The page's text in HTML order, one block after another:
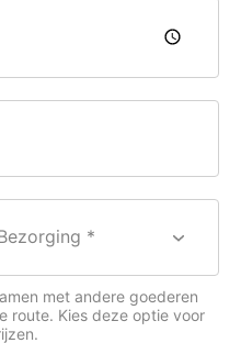
*
met andere goederen
route. Kies deze optie voor